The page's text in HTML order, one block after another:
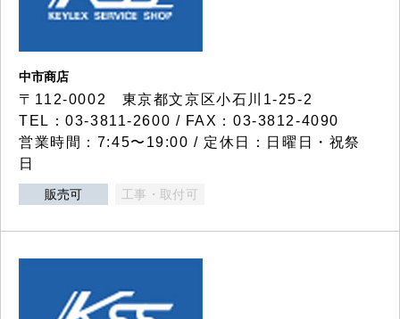
中市商店
〒112-0002 東京都文京区小石川1-25-2
TEL：03-3811-2600 / FAX：03-3812-4090
営業時間：7:45〜19:00 / 定休日：日曜日・祝祭
日
販売可 工事・取付可